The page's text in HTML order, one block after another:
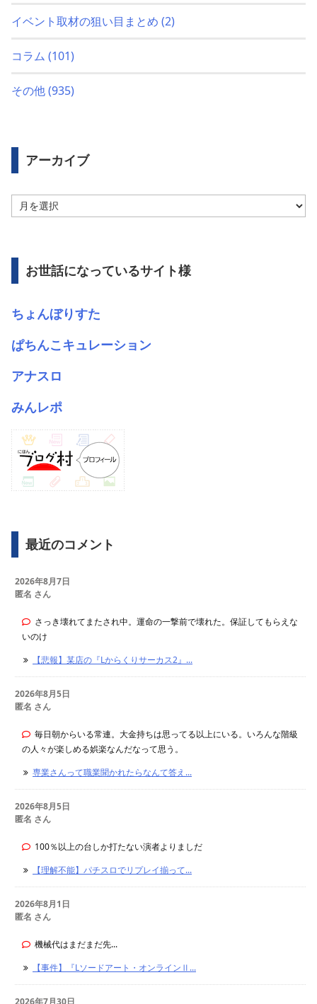
イベント取材の狙い目まとめ (2)
コラム (101)
その他(935)
アーカイブ
ー
ブ
お世話になっているサイト様
ちょんぼりすた
ぱちんこキュレーション
アナスロ
みんレポ
最近のコメント
2026年8月7日
匿名 さん
さっき壊れてまたされ中。運命の一撃前で壊れた。保証してもらえな
いのけ
【悲報】某店の『Lからくりサーカス2』...
2026年8月5日
匿名 さん
毎日朝からいる常連。大金持ちは思ってる以上にいる。いろんな階級
の人々が楽しめる娯楽なんだなって思う。
専業さんって職業聞かれたらなんて答え...
2026年8月5日
匿名 さん
100％以上の台しか打たない演者よりましだ
【理解不能】パチスロでリプレイ揃って...
2026年8月1日
匿名 さん
機械代はまだまだ先...
【事件】『Lソードアート・オンラインⅡ...